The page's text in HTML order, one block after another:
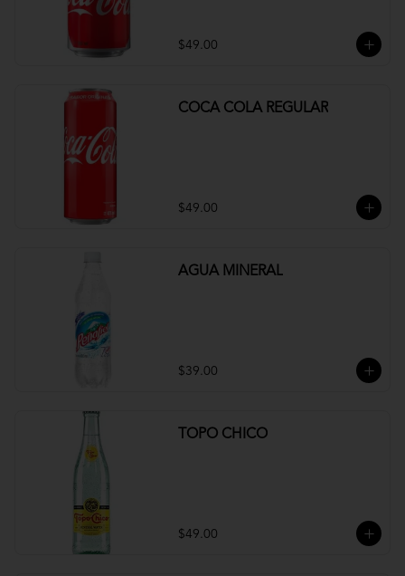
$49.00
COCA COLA REGULAR
$49.00
AGUA MINERAL
$39.00
TOPO CHICO
$49.00